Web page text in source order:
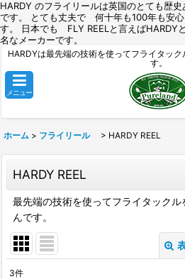
HARDY のフライリールは英国のとても歴
です。 とても丈夫で 何十年も100年も安心
す。 日本でも FLY REELと言えばHARDY
名なメーカーです。
HARDYは最先端の技術を使ってフライタッ
す。
メニュー
ホーム > フライリール > HARDY REEL
HARDY REEL
最先端の技術を使ってフライタックル
んです。
3件